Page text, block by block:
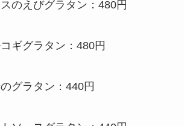
のえびグラタン：480円
ギグラタン：480円
グラタン：440円